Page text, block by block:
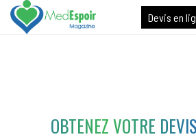
[maxbutton name="devis express"]
Devis en
OBTENEZ VOTRE